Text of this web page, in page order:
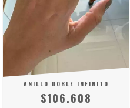
ANILLO DOBLE INFINITO
$106.608